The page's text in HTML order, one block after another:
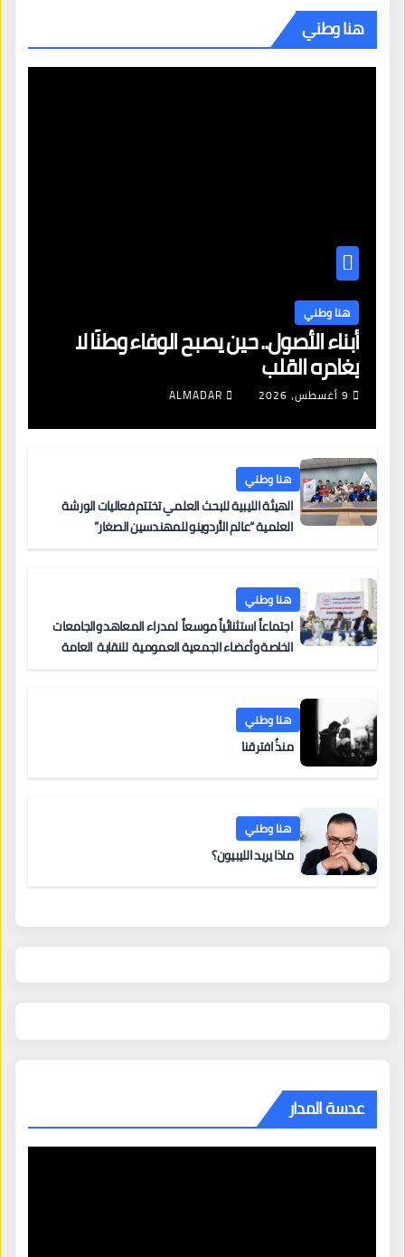
هنا وطني
هنا وطني
أبناء الأصول.. حين يصبح الوفاء وطنًا لا
يغادره القلب
9 أغسطس، 2026 ALMADAR
هنا وطني
الهيئة الليبية للبحث العلمي تختتم فعاليات الورشة
العلمية “عالم الأردوينو للمهندسين الصغار”
هنا وطني
اجتماعاً استثنائياً موسعاً لمدراء المعاهد والجامعات
الخاصة وأعضاء الجمعية العمومية للنقابة العامة
هنا وطني
منذُ افترقنا
هنا وطني
ماذا يريد الليبيون؟
عدسة المدار